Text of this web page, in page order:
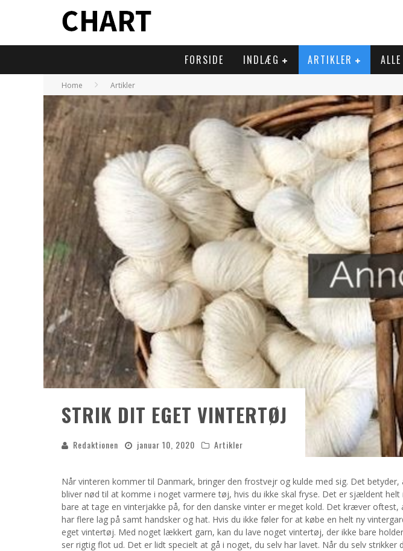
FORSIDE INDLÆG ARTIKLER
Home Artikler
STRIK DIT EGET VINTERTØJ
Redaktionen januar 10, 2020 Artikler
Når vinteren kommer til Danmark, bringer den frostvejr og kulde med sig. Det betyder,
bliver nød til at komme i noget varmere tøj, hvis du ikke skal fryse. Det er sjældent helt
bare at tage en vinterjakke på, for den danske vinter er meget kold. Det kræver oftest,
har flere lag på samt handsker og hat. Hvis du ikke føler for at købe en helt ny
eget vintertøj. Med noget lækkert garn, kan du lave noget vintertøj, der ikke bare
ser rigtig flot ud. Det er lidt specielt at gå i noget, du selv har lavet. Når du selv strikker